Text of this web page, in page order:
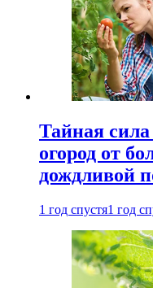
Тайная
огород от
дождливой
1 год спустя1 год